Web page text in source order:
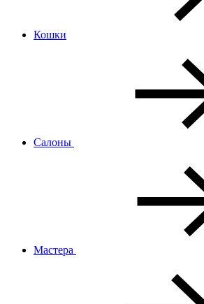
Кошки
Салоны
Мастера